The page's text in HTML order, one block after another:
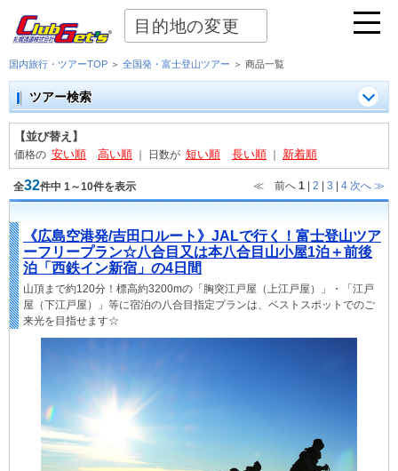
目的地の変更
国内旅行・ツアーTOP ＞ 全国発・富士登山ツアー ＞ 商品一覧
ツアー検索
【並び替え】
価格の 安い順 高い順 日数が 短い順 長い順 新着順
全32件中 1～10件を表示 ≪ 前へ 1 2 3 4 次へ ≫
《広島空港発/吉田口ルート》JALで行く！富士登山ツア
ーフリープラン☆八合目又は本八合目山小屋1泊＋前後
泊「西鉄イン新宿」の4日間
山頂まで約120分！標高約3200mの「胸突江戸屋（上江戸屋）」・「江戸
屋（下江戸屋）」等に宿泊の八合目指定プランは、ベストスポットでのご
来光を目指せます☆